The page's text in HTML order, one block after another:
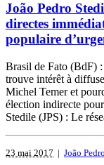
João Pedro
directes
populaire
Brasil de Fato (BdF)
trouve intérêt à
Michel Temer et
élection indirecte
Stedile (JPS) : Le
23 mai 2017 | João